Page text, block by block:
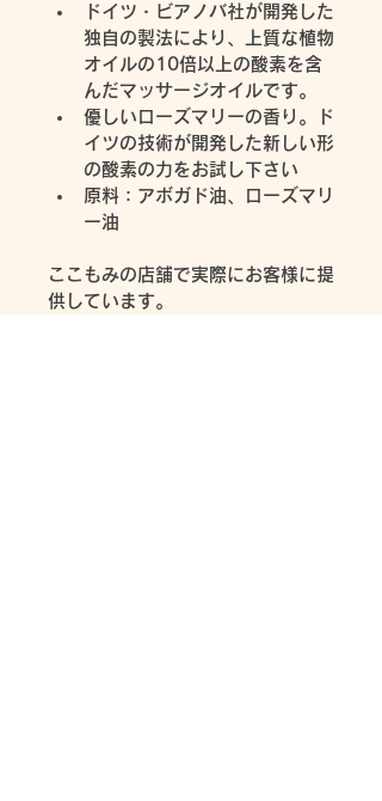
ドイツ・ビアノバ社が開発した
独自の製法により、上質な植物
オイルの10倍以上の酸素を含
んだマッサージオイルです。
優しいローズマリーの香り。ド
イツの技術が開発した新しい形
の酸素の力をお試し下さい
原料：アボガド油、ローズマリ
ー油
ここもみの店舗で実際にお客様に提
供しています。